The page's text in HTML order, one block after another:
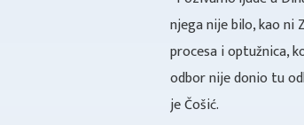
njega nije bilo, kao ni
procesa i optužnica,
odbor nije donio tu
je Čošić.